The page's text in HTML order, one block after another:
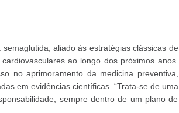
aliado às estratégias clássicas de
ao longo dos próximos anos.
no aprimoramento da medicina preventiva,
em evidências científicas. “Trata-se de uma
sempre dentro de um plano de